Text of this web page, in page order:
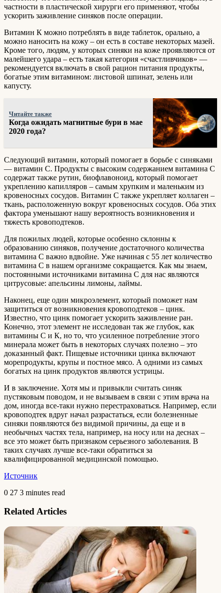
частности в пластической хирурги его применяют, чтобы
ускорить заживление синяков после операции.
Витамин К можно потреблять в виде таблеток, орально, а
можно наносить на кожу – он есть в составе некоторых мазей.
Кроме того, людям, у которых синяки на коже проявляются от
малейшего удара – есть такая категория «счастливчиков» —
рекомендуется включать в свой рацион питания продукты,
богатые этим витамином: листовой шпинат, зелень или
капусту.
Читайте также
Когда ожидать магнитные бури в мае
2020 года?
Следующий витамин, который помогает в борьбе с синяками
— витамин С. Продукты с высоким содержанием витамина С
содержат также рутин, биофлавоноид, который помогает
укреплению капилляров – самым хрупким и маленьким из
кровеносных сосудов. Витамин С также укрепляет коллаген –
ткань, расположенную вокруг кровеносных сосудов. Оба этих
фактора уменьшают нашу вероятность возникновения и
тяжесть кровоподтеков.
Для пожилых людей, которые особенно склонны к
образованию синяков, получение достаточного количества
витамина С важно вдвойне. Уже начиная с 55 лет количество
витамина С в нашем организме сокращается. Как мы знаем,
постоянными источниками витамина С для нас являются
цитрусовые: апельсины лимоны, лаймы.
Наконец, еще один микроэлемент, который поможет нам
защититься от возникновения кровоподтеков – цинк.
Известно, что цинк помогает ускорить заживление ран.
Конечно, этот элемент не исследован так же глубок, как
витамины С и К, но то, что усиленное потребление этого
минерала может быть в некоторых случаях полезно – это
доказанный факт. Пищевые источники цинка включают
морепродукты, крупы и постное мясо. А одними из самых
богатых на цинк продуктов являются устрицы.
И в заключение. Хотя мы и привыкли считать синяк
пустяковым поводом, и не вызываем в связи с этим врача на
дом, иногда все-таки нужно перестраховаться. Например, если
кровоподтек вдруг начал разрастаться, если болезненные
синяки появляются без видимой причины, да еще и в
необычных частях тела, например, на носу или на деснах –
все это может быть признаком серьезного заболевания. В
таких случаях лучше все-таки обратиться за
квалифицированной медицинской помощью.
Источник
0 27 3 minutes read
Related Articles